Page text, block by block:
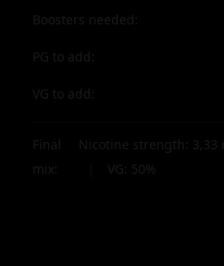
Boosters needed:
PG to add:
VG to add:
Final
mix:
Nicotine strength: 3,33
VG: 50%